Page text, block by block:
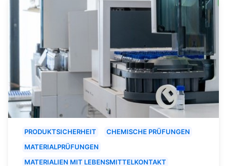
PRODUKTSICHERHEIT
CHEMISCHE PRÜFUNGEN
MATERIALPRÜFUNGEN
MATERIALIEN MIT LEBENSMITTELKONTAKT